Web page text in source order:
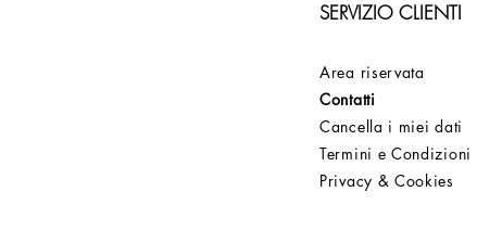
SERVIZIO CLIENTI
Area riservata
Contatti
Cancella i miei dati
Termini e Condizioni
Privacy & Cookies